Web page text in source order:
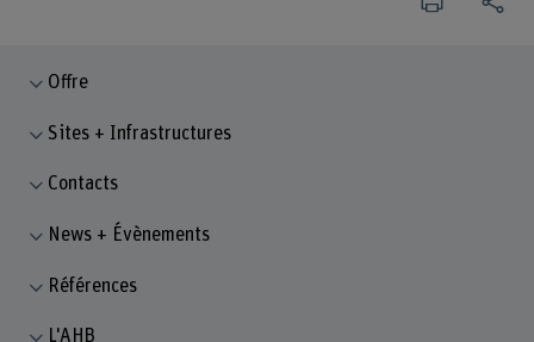
Offre
Sites + Infrastructures
Contacts
News + Évènements
Références
L'AHB